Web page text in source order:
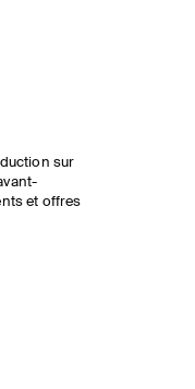
sur
et offres